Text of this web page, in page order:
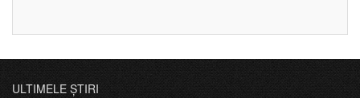
ULTIMELE ȘTIRI